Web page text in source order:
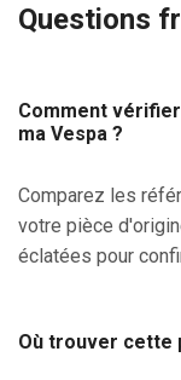
Questions
Comment
ma Vespa ?
Comparez les
votre pièce
éclatées pour
Où trouver cette